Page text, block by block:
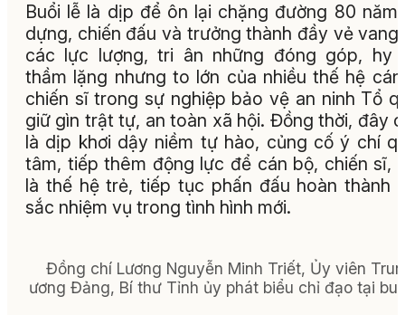
Buổi lễ là dịp để ôn lại chặng đường 80 năm
dựng, chiến đấu và trưởng thành đầy vẻ vang
các lực lượng, tri ân những đóng góp, hy
thầm lặng nhưng to lớn của nhiều thế hệ
chiến sĩ trong sự nghiệp bảo vệ an ninh Tổ
giữ gìn trật tự, an toàn xã hội. Đồng thời, đây
là dịp khơi dậy niềm tự hào, củng cố ý chí
tâm, tiếp thêm động lực để cán bộ, chiến sĩ,
là thế hệ trẻ, tiếp tục phấn đấu hoàn thành
sắc nhiệm vụ trong tình hình mới.
Đồng chí Lương Nguyễn Minh Triết, Ủy viên
ương Đảng, Bí thư Tỉnh ủy phát biểu chỉ đạo tại